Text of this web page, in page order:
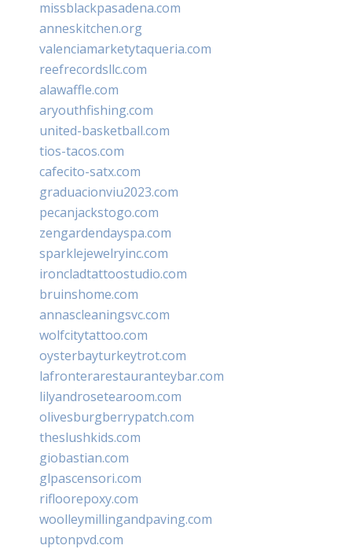
missblackpasadena.com
anneskitchen.org
valenciamarketytaqueria.com
reefrecordsllc.com
alawaffle.com
aryouthfishing.com
united-basketball.com
tios-tacos.com
cafecito-satx.com
graduacionviu2023.com
pecanjackstogo.com
zengardendayspa.com
sparklejewelryinc.com
ironcladtattoostudio.com
bruinshome.com
annascleaningsvc.com
wolfcitytattoo.com
oysterbayturkeytrot.com
lafronterarestauranteybar.com
lilyandrosetearoom.com
olivesburgberrypatch.com
theslushkids.com
giobastian.com
glpascensori.com
rifloorepoxy.com
woolleymillingandpaving.com
uptonpvd.com